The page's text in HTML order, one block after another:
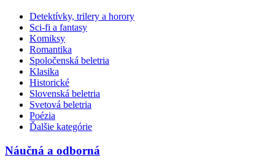
Detektívky, trilery a horory
Sci-fi a fantasy
Komiksy
Romantika
Spoločenská beletria
Klasika
Historické
Slovenská beletria
Svetová beletria
Poézia
Ďalšie kategórie
Náučná a odborná